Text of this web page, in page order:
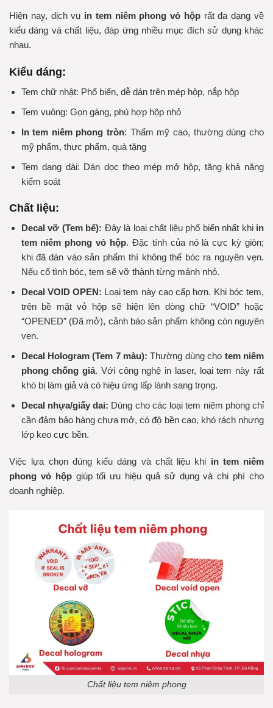
Hiện nay, dịch vụ in tem niêm phong vỏ hộprất đa dạng về
kiểu dáng và chất liệu, đáp ứng nhiều mục đích sử dụng khác
nhau.
Kiểu dáng:
Tem chữ nhật: Phổ biến, dễ dán trên mép hộp, nắp hộp
Tem vuông: Gọn gàng, phù hợp hộp nhỏ
In tem niêm phong tròn: Thẩm mỹ cao, thường dùng cho
mỹ phẩm, thực phẩm, quà tặng
Tem dạng dài: Dán dọc theo mép mở hộp, tăng khả năng
kiểm soát
Chất liệu:
Decal vỡ (Tem bể): Đây là loại chất liệu phổ biến nhất khi in
tem niêm phong vỏ hộp. Đặc tính của nó là cực kỳ giòn;
khi đã dán vào sản phẩm thì không thể bóc ra nguyên vẹn.
Nếu cố tình bóc, tem sẽ vỡ thành từng mảnh nhỏ.
Decal VOID OPEN: Loại tem này cao cấp hơn. Khi bóc tem,
trên bề mặt vỏ hộp sẽ hiện lên dòng chữ “VOID” hoặc
“OPENED” (Đã mở), cảnh báo sản phẩm không còn nguyên
vẹn.
Decal Hologram (Tem 7 màu): Thường dùng cho tem niêm
phong chống giả. Với công nghệ in laser, loại tem này rất
khó bị làm giả và có hiệu ứng lấp lánh sang trọng.
Decal nhựa/giấy dai: Dùng cho các loại tem niêm phong chỉ
cần đảm bảo hàng chưa mở, có độ bền cao, khó rách nhưng
lớp keo cực bền.
Việc lựa chọn đúng kiểu dáng và chất liệu khi in tem niêm
phong vỏ hộpgiúp tối ưu hiệu quả sử dụng và chi phí cho
doanh nghiệp.
Chất liệu tem niêm phong